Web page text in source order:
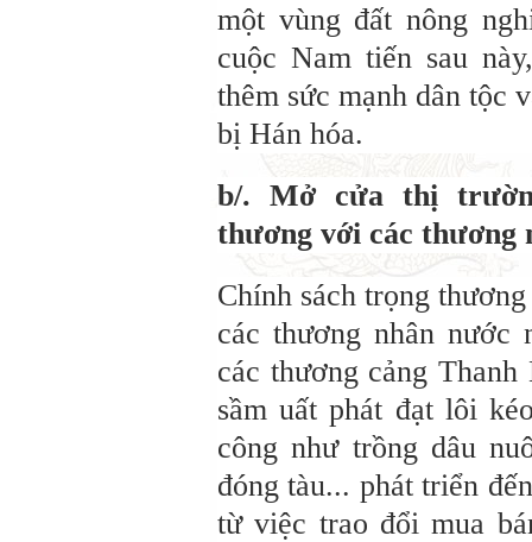
một vùng đất nông
cuộc Nam tiến sau
thêm sức mạnh dân tộc
bị Hán hóa.
b/. Mở cửa thị
thương với các thương
Chính sách trọng
các thương nhân nước
các thương cảng
sầm uất phát đạt lôi
công như trồng dâu
đóng tàu... phát triển
từ việc trao đổi mua